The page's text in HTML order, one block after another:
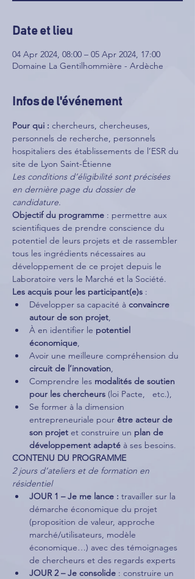
Date et lieu
04 Apr 2024, 08:00 – 05 Apr 2024, 17:00
Domaine La Gentilhommière - Ardèche
Infos de l'événement
Pour qui : chercheurs, chercheuses,
personnels de recherche, personnels
hospitaliers des établissements de l’ESR du
site de Lyon Saint-Étienne
Les conditions d’éligibilité sont précisées
en dernière page du dossier de
candidature.
Objectif du programme : permettre aux
scientifiques de prendre conscience du
potentiel de leurs projets et de rassembler
tous les ingrédients nécessaires au
développement de ce projet depuis le
Laboratoire vers le Marché et la Société.
Les acquis pour les participant(e)s :
Développer sa capacité à convaincre
autour de son projet,
À en identifier le potentiel
économique,
Avoir une meilleure compréhension du
circuit de l’innovation,
Comprendre les modalités de soutien
pour les chercheurs (loi Pacte,   etc.),
Se former à la dimension
entrepreneuriale pour être acteur de
son projet et construire un plan de
développement adapté à ses besoins.
CONTENU DU PROGRAMME
2 jours d’ateliers et de formation en
résidentiel
JOUR 1 – Je me lance : travailler sur la
démarche économique du projet
(proposition de valeur, approche
marché/utilisateurs, modèle
économique…) avec des témoignages
de chercheurs et des regards experts
JOUR 2 – Je consolide : construire un